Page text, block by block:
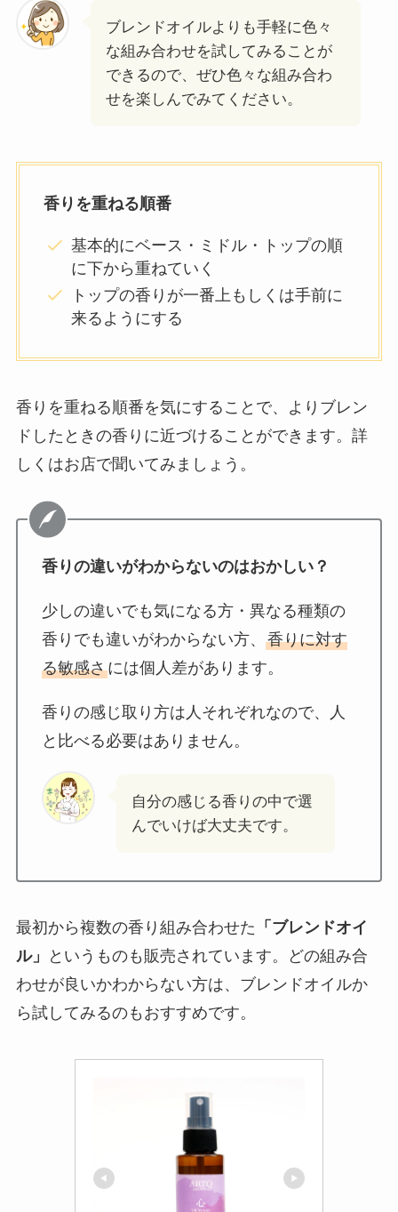
ブレンドオイルよりも手軽に色々
な組み合わせを試してみることが
できるので、ぜひ色々な組み合わ
せを楽しんでみてください。
香りを重ねる順番
基本的にベース・ミドル・トップの順
に下から重ねていく
トップの香りが一番上もしくは手前に
来るようにする
香りを重ねる順番を気にすることで、よりブレン
ドしたときの香りに近づけることができます。詳
しくはお店で聞いてみましょう。
香りの違いがわからないのはおかしい？
少しの違いでも気になる方・異なる種類の
香りでも違いがわからない方、 香りに対す
る敏感さには個人差があります。
香りの感じ取り方は人それぞれなので、人
と比べる必要はありません。
自分の感じる香りの中で選
んでいけば大丈夫です。
最初から複数の香り組み合わせた 「ブレンドオイ
ル」
というものも販売されています。どの組み合
わせが良いかわからない方は、ブレンドオイルか
ら試してみるのもおすすめです。